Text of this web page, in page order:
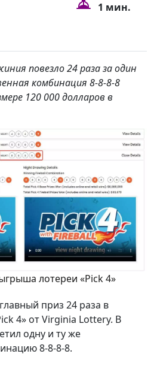
1 мин.
повезло 24 раза за один
комбинация 8-8-8-8
120 000 долларов в
лотереи «Pick 4»
приз 24 раза в
4» от Virginia Lottery. В
одну и ту же
8-8-8-8.